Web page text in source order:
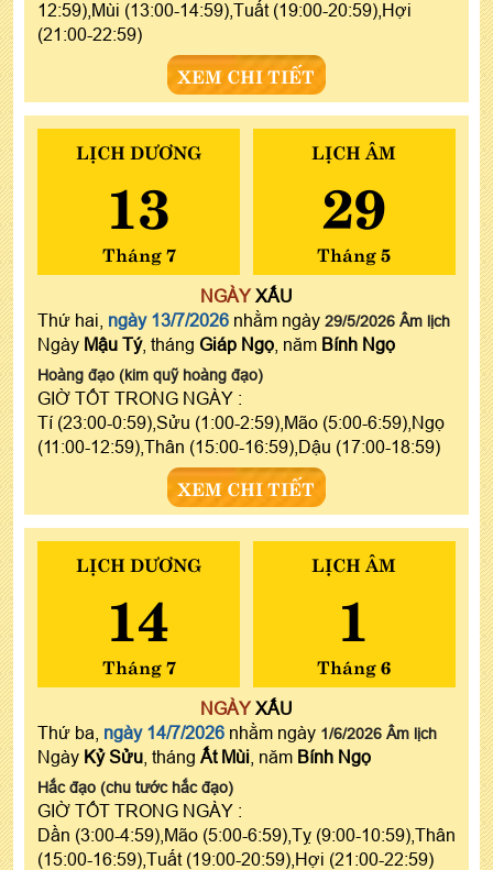
12:59),Mùi (13:00-14:59),Tuất (19:00-20:59),Hợi
(21:00-22:59)
XEM CHI TIẾT
LỊCH DƯƠNG
13
Tháng 7
LỊCH ÂM
29
Tháng 5
NGÀYXẤU
Thứ hai, ngày 13/7/2026 nhằm ngày 29/5/2026 Âm lịch
Ngày Mậu Tý, tháng Giáp Ngọ , năm Bính Ngọ
Hoàng đạo (kim quỹ hoàng đạo)
GIỜ TỐT TRONG NGÀY :
Tí (23:00-0:59),Sửu (1:00-2:59),Mão (5:00-6:59),Ngọ
(11:00-12:59),Thân (15:00-16:59),Dậu (17:00-18:59)
XEM CHI TIẾT
LỊCH DƯƠNG
14
Tháng 7
LỊCH ÂM
1
Tháng 6
NGÀYXẤU
Thứ ba, ngày 14/7/2026 nhằm ngày 1/6/2026 Âm lịch
Ngày Kỷ Sửu , tháng Ất Mùi , năm Bính Ngọ
Hắc đạo (chu tước hắc đạo)
GIỜ TỐT TRONG NGÀY :
Dần (3:00-4:59),Mão (5:00-6:59),Tỵ (9:00-10:59),Thân
(15:00-16:59),Tuất (19:00-20:59),Hợi (21:00-22:59)